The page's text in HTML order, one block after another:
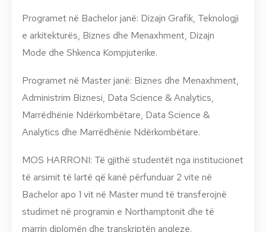
Programet në Bachelor janë: Dizajn Grafik, Teknologji
e arkitekturës, Biznes dhe Menaxhment, Dizajn
Mode dhe Shkenca Kompjuterike.
Programet në Master janë: Biznes dhe Menaxhment,
Administrim Biznesi, Data Science & Analytics,
Marrëdhënie Ndërkombëtare, Data Science &
Analytics dhe Marrëdhënie Ndërkombëtare.
MOS HARRONI: Të gjithë studentët nga institucionet
të arsimit të lartë që kanë përfunduar 2 vite në
Bachelor apo 1 vit në Master mund të transferojnë
studimet në programin e Northamptonit dhe të
marrin diplomën dhe transkriptën angleze.